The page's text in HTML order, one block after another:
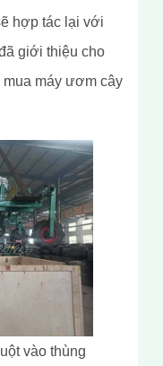
hợp tác lại với
giới thiệu cho
máy ươm cây
vào thùng